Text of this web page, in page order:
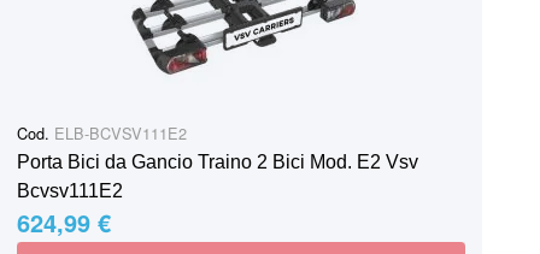
Cod. ELB-BCVSV111E2
Porta Bici da Gancio Traino 2 Bici Mod. E2 Vsv
Bcvsv111E2
624,99 €